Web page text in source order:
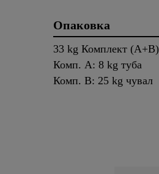
Опаковка
33 kg Комплект (A+B)
Комп. A: 8 kg туба
Комп. B: 25 kg чувал